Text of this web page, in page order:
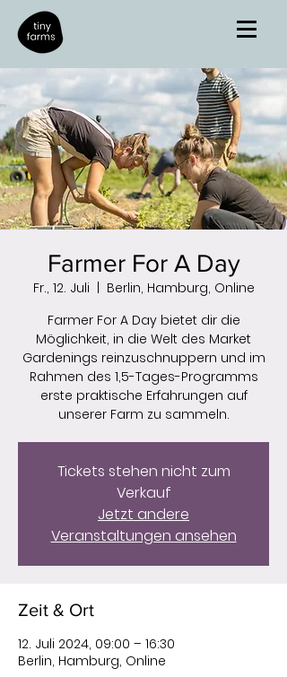
Farmer For A Day
Fr., 12. Juli
Berlin, Hamburg, Online
Farmer For A Day bietet dir die
Möglichkeit, in die Welt des Market
Gardenings reinzuschnuppern und im
Rahmen des 1,5-Tages-Programms
erste praktische Erfahrungen auf
unserer Farm zu sammeln.
Tickets stehen nicht zum
Verkauf
Jetzt andere
Veranstaltungen ansehen
Zeit & Ort
12. Juli 2024, 09:00 – 16:30
Berlin, Hamburg, Online